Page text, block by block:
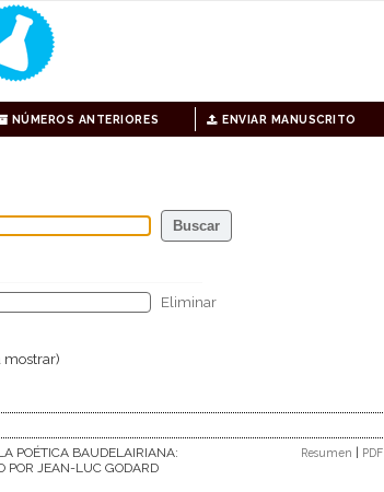
NÚMEROS ANTERIORES ENVIAR MANUSCRITO
Eliminar
mostrar)
POÉTICA BAUDELAIRIANA:
POR JEAN-LUC GODARD
Resumen PDF